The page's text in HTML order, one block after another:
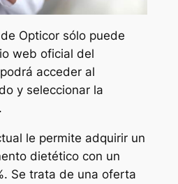
Opticor sólo puede
web oficial del
acceder al
y seleccionar la
le permite adquirir un
dietético con un
Se trata de una oferta